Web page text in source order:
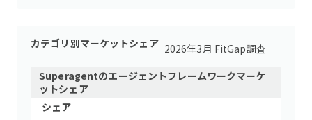
カテゴリ別マーケットシェア 2026年3月 FitGap調査
Superagentのエージェントフレームワークマーケ
ットシェア
シェア